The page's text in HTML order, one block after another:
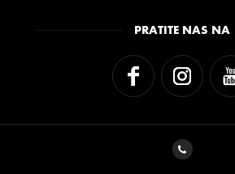
PRATITE NAS NA